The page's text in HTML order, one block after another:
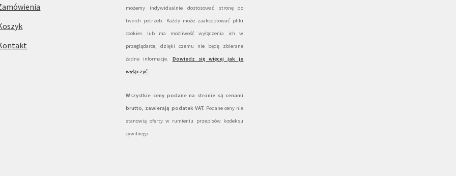
możemy indywidualnie dostosować stronę do
twoich potrzeb. Każdy może zaakceptować pliki
cookies lub ma możliwość wyłączenia ich w
przeglądarce, dzięki czemu nie będą zbierane
żadne informacje. Dowiedz się więcej jak je
wyłączyć.
Wszystkie ceny podane na stronie są cenami
brutto, zawierają podatek VAT. Podane ceny nie
stanowią oferty w rumieniu przepisów kodeksu
cywilnego.